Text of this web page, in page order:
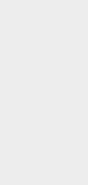
de vídeos para niños